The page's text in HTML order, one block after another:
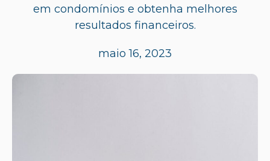
em condomínios e obtenha melhores
resultados financeiros.
maio 16, 2023